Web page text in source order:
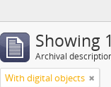
Showing
Archival
With digital objects